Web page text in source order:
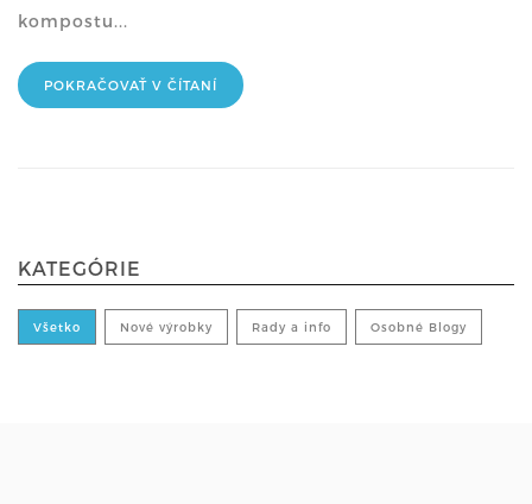
kompostu...
POKRAČOVAŤ V ČÍTANÍ
KATEGÓRIE
Všetko Nové výrobky Rady a info Osobné Blogy